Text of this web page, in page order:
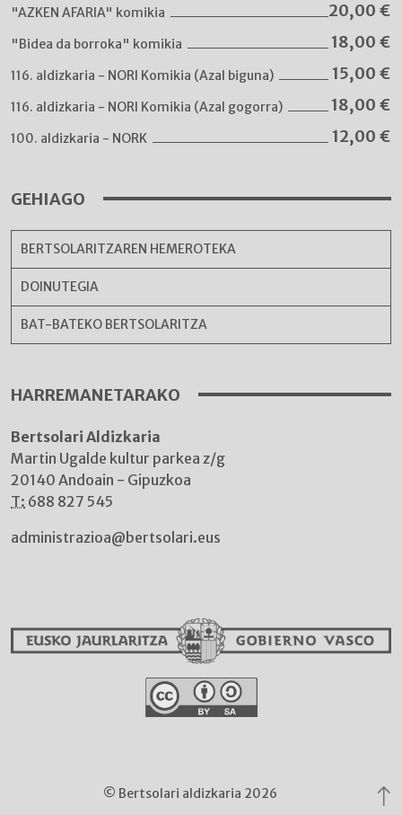
"AZKEN AFARIA" komikia 20,00 €
"Bidea da borroka" komikia 18,00 €
116. aldizkaria - NORI Komikia (Azal biguna) 15,00 €
116. aldizkaria - NORI Komikia (Azal gogorra) 18,00 €
100. aldizkaria - NORK 12,00 €
GEHIAGO
BERTSOLARITZAREN HEMEROTEKA
DOINUTEGIA
BAT-BATEKO BERTSOLARITZA
HARREMANETARAKO
Bertsolari Aldizkaria
Martin Ugalde kultur parkea z/g
20140 Andoain - Gipuzkoa
T: 688 827 545
administrazioa@bertsolari.eus
© Bertsolari aldizkaria 2026